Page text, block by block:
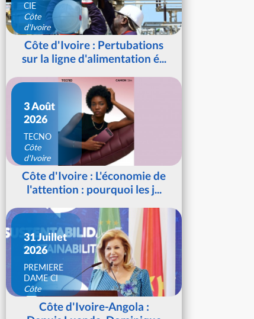
CIE
Côte
d'Ivoire
Côte d'Ivoire : Pertubations
sur la ligne d'alimentation é...
3 Août
2026
TECNO
Côte
d'Ivoire
Côte d'Ivoire : L'économie de
l'attention : pourquoi les j...
31 Juillet
2026
PREMIERE
DAME CI
Côte
d'IvoireCôte d'Ivoire-Angola :